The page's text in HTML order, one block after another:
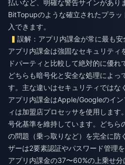
払いなど、明確な警告サインがあり
BitTopupのような確立されたプラ
入できます。
誤解：アプリ内課金が常に最も安
アプリ内課金は強固なセキュリティ
ドパーティと比較して絶対的に優れ
どちらも暗号化と安全な処理によっ
す。主な違いはセキュリティではな
アプリ内課金はApple/Googleのイ
ィは加盟店プロセッサを使用しま
号化基準を維持しています。どちら
の問題（乗っ取りなど）を完全に防
ザーは2要素認証やパスワード管理
アプリ内課金の37〜60%の上乗せ